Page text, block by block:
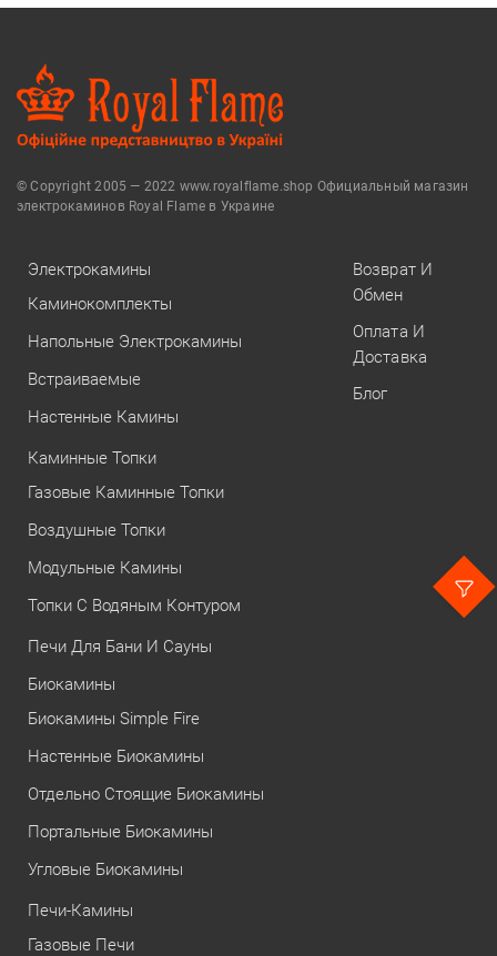
© Copyright 2005 — 2022 www.royalflame.shop Официальный магазин
электрокаминов Royal Flame в Украине
Электрокамины
Каминокомплекты
Напольные Электрокамины
Встраиваемые
Настенные Камины
Каминные Топки
Газовые Каминные Топки
Воздушные Топки
Модульные Камины
Топки С Водяным Контуром
Печи Для Бани И Сауны
Биокамины
Биокамины Simple Fire
Настенные Биокамины
Отдельно Стоящие Биокамины
Портальные Биокамины
Угловые Биокамины
Печи-Камины
Газовые Печи
Возврат И
Обмен
Оплата И
Доставка
Блог